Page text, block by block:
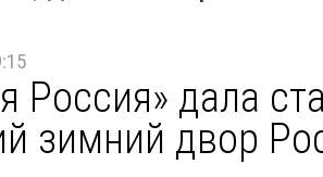
Россия» дала
зимний двор